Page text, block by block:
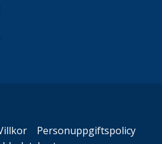
Personuppgiftspolicy